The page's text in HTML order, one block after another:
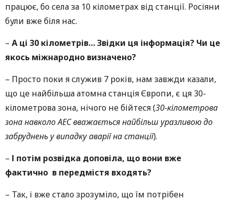
працює, бо села за 10 кілометрах від станції. Росіяни
були вже біля нас.
– А ці 30 кілометрів… Звідки ця інформація? Чи це
якось міжнародно визначено?
– Просто поки я служив 7 років, нам завжди казали,
що це найбільша атомна станція Європи, є ця 30-
кілометрова зона, нічого не бійтеся (30-кілометрова
зона навколо АЕС вважається найбільш уразливою до
забруднень у випадку аварії на станції).
– І потім розвідка доповіла, що вони вже
фактично в передмістя входять?
– Так, і вже стало зрозуміло, що їм потрібен